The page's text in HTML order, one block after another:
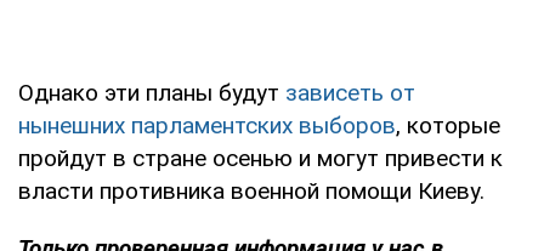
Однако эти планы будут зависеть от
нынешних парламентских выборов, которые
пройдут в стране осенью и могут привести к
власти противника военной помощи Киеву.